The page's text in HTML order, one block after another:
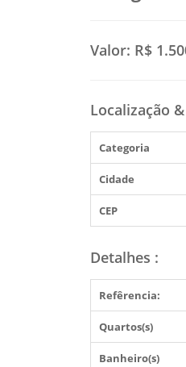
Valor: R$
Localização
Categoria
Cidade
CEP
Detalhes :
Refêrencia:
Quartos(s)
Banheiro(s)